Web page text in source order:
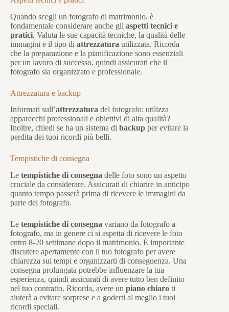
Quando scegli un fotografo di matrimonio, è
fondamentale considerare anche gli aspetti tecnici e
pratici. Valuta le sue capacità tecniche, la qualità delle
immagini e il tipo di attrezzatura utilizzata. Ricorda
che la preparazione e la pianificazione sono essenziali
per un lavoro di successo, quindi assicurati che il
fotografo sia organizzato e professionale.
Attrezzatura e backup
Informati sull’attrezzatura del fotografo: utilizza
apparecchi professionali e obiettivi di alta qualità?
Inoltre, chiedi se ha un sistema di backup per evitare la
perdita dei tuoi ricordi più belli.
Tempistiche di consegna
Le tempistiche di consegna delle foto sono un aspetto
cruciale da considerare. Assicurati di chiarire in anticipo
quanto tempo passerà prima di ricevere le immagini da
parte del fotografo.
Le tempistiche di consegna variano da fotografo a
fotografo, ma in genere ci si aspetta di ricevere le foto
entro 8-20 settimane dopo il matrimonio. È importante
discutere apertamente con il tuo fotografo per avere
chiarezza sui tempi e organizzarti di conseguenza. Una
consegna prolungata potrebbe influenzare la tua
esperienza, quindi assicurati di avere tutto ben definito
nel tuo contratto. Ricorda, avere un piano chiaro ti
aiuterà a evitare sorprese e a goderti al meglio i tuoi
ricordi speciali.